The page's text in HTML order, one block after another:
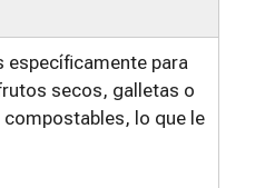
específicamente para
secos, galletas o
lo que le